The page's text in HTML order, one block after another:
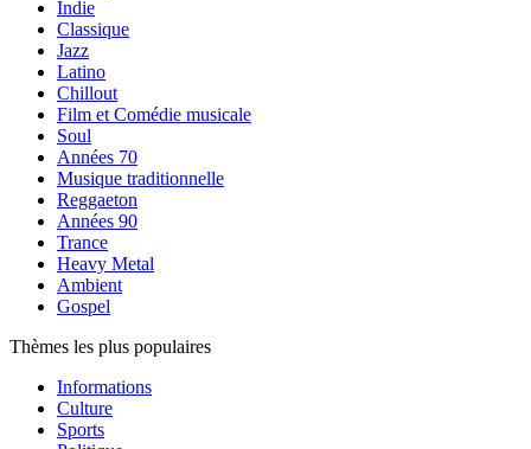
Indie
Classique
Jazz
Latino
Chillout
Film et Comédie musicale
Soul
Années 70
Musique traditionnelle
Reggaeton
Années 90
Trance
Heavy Metal
Ambient
Gospel
Thèmes les plus populaires
Informations
Culture
Sports